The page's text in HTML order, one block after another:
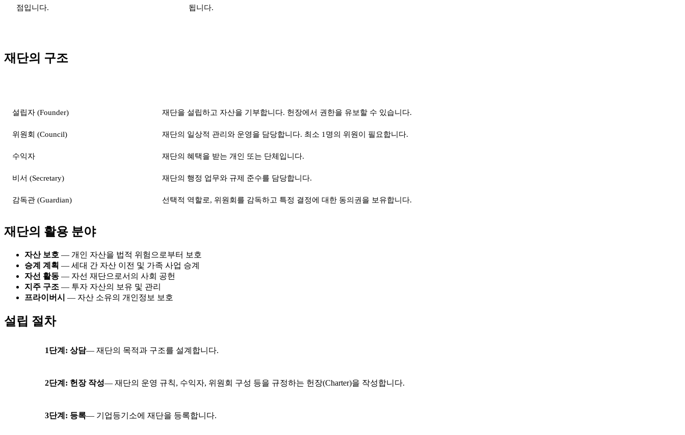
점입니다.
됩니다.
재단의 구조
설립자 (Founder) 재단을 설립하고 자산을 기부합니다. 헌장에서 권한을 유보할 수 있습니다.
위원회 (Council) 재단의 일상적 관리와 운영을 담당합니다. 최소 1명의 위원이 필요합니다.
수익자 재단의 혜택을 받는 개인 또는 단체입니다.
비서 (Secretary) 재단의 행정 업무와 규제 준수를 담당합니다.
감독관 (Guardian) 선택적 역할로, 위원회를 감독하고 특정 결정에 대한 동의권을 보유합니다.
재단의 활용 분야
자산 보호 — 개인 자산을 법적 위험으로부터 보호
승계 계획 — 세대 간 자산 이전 및 가족 사업 승계
자선 활동 — 자선 재단으로서의 사회 공헌
지주 구조 — 투자 자산의 보유 및 관리
프라이버시 — 자산 소유의 개인정보 보호
설립 절차
1단계: 상담— 재단의 목적과 구조를 설계합니다.
2단계: 헌장 작성— 재단의 운영 규칙, 수익자, 위원회 구성 등을 규정하는 헌장(Charter)을 작성합니다.
3단계: 등록— 기업등기소에 재단을 등록합니다.